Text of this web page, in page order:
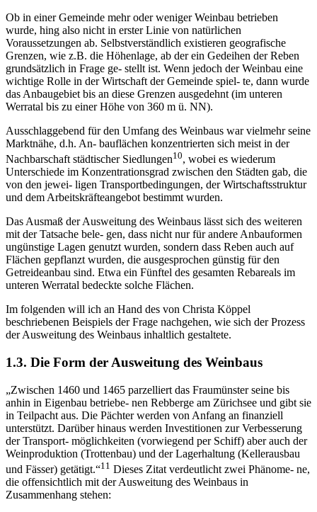
Ob in einer Gemeinde mehr oder weniger Weinbau betrieben
wurde, hing also nicht in erster Linie von natürlichen
Voraussetzungen ab. Selbstverständlich existieren geografische
Grenzen, wie z.B. die Höhenlage, ab der ein Gedeihen der Reben
grundsätzlich in Frage ge- stellt ist. Wenn jedoch der Weinbau eine
wichtige Rolle in der Wirtschaft der Gemeinde spiel- te, dann wurde
das Anbaugebiet bis an diese Grenzen ausgedehnt (im unteren
Werratal bis zu einer Höhe von 360 m ü. NN).
Ausschlaggebend für den Umfang des Weinbaus war vielmehr seine
Marktnähe, d.h. An- bauflächen konzentrierten sich meist in der
Nachbarschaft städtischer Siedlungen10, wobei es wiederum
Unterschiede im Konzentrationsgrad zwischen den Städten gab, die
von den jewei- ligen Transportbedingungen, der Wirtschaftsstruktur
und dem Arbeitskräfteangebot bestimmt wurden.
Das Ausmaß der Ausweitung des Weinbaus lässt sich des weiteren
mit der Tatsache bele- gen, dass nicht nur für andere Anbauformen
ungünstige Lagen genutzt wurden, sondern dass Reben auch auf
Flächen gepflanzt wurden, die ausgesprochen günstig für den
Getreideanbau sind. Etwa ein Fünftel des gesamten Rebareals im
unteren Werratal bedeckte solche Flächen.
Im folgenden will ich an Hand des von Christa Köppel
beschriebenen Beispiels der Frage nachgehen, wie sich der Prozess
der Ausweitung des Weinbaus inhaltlich gestaltete.
1.3. Die Form der Ausweitung des Weinbaus
„Zwischen 1460 und 1465 parzelliert das Fraumünster seine bis
anhin in Eigenbau betriebe- nen Rebberge am Zürichsee und gibt sie
in Teilpacht aus. Die Pächter werden von Anfang an finanziell
unterstützt. Darüber hinaus werden Investitionen zur Verbesserung
der Transport- möglichkeiten (vorwiegend per Schiff) aber auch der
Weinproduktion (Trottenbau) und der Lagerhaltung (Kellerausbau
und Fässer) getätigt.“11 Dieses Zitat verdeutlicht zwei Phänome- ne,
die offensichtlich mit der Ausweitung des Weinbaus in
Zusammenhang stehen: